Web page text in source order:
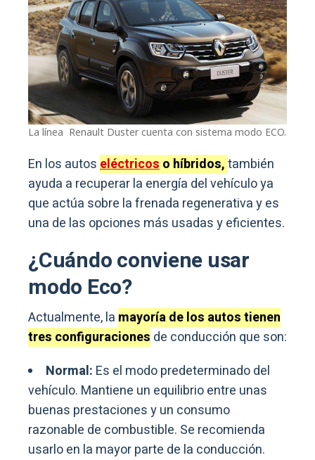
La línea Renault Duster cuenta con sistema modo ECO.
En los autoseléctricoso híbridos,también
ayuda a recuperar la energía del vehículo ya
que actúa sobre la frenada regenerativa y es
una de las opciones más usadas y eficientes.
¿Cuándo conviene usar
modo Eco?
Actualmente, la mayoría de los autos tienen
tres configuraciones de conducción que son:
Normal: Es el modo predeterminado del
vehículo. Mantiene un equilibrio entre unas
buenas prestaciones y un consumo
razonable de combustible. Se recomienda
usarlo en la mayor parte de la conducción.